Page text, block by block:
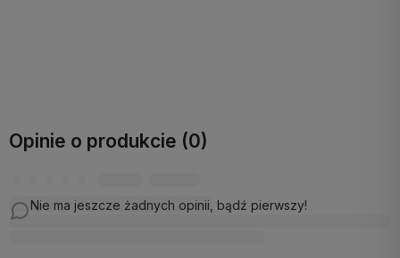
Opinie o produkcie (0)
Nie ma jeszcze żadnych opinii, bądź pierwszy!